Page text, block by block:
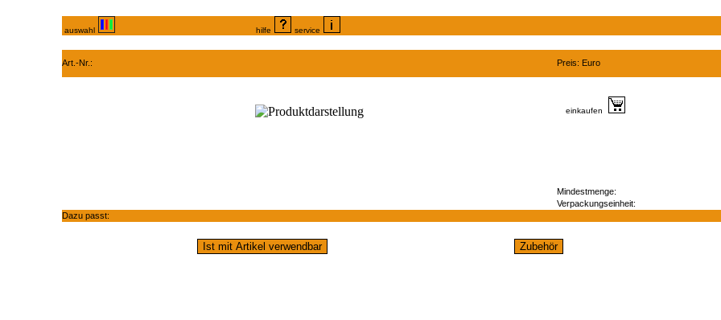
auswahl hilfe service
Art.-Nr.: Preis: Euro
einkaufen
Mindestmenge:
Verpackungseinheit:
Dazu passt: